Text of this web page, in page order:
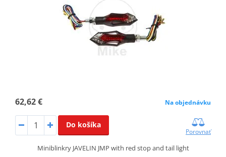
62,62 € Na objednávku
Do košíka
Porovnať
Miniblinkry JAVELIN JMP with red stop and tail light